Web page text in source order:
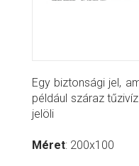
Egy biztonsági jel,
például száraz
jelöli
Méret: 200x100